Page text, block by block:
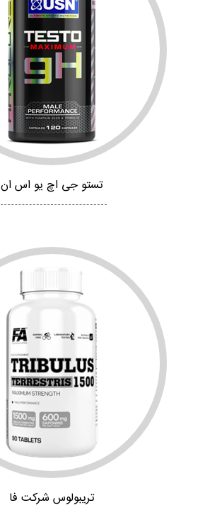
تستو جی اچ یو اس ان
تریبولوس شرکت فا